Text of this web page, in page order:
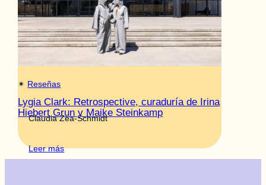
✴︎ Reseñas
Lygia Clark: Retrospective, curaduría de Irina
Hiebert Grun y Maike Steinkamp
Claudia Zea-Schmidt
Leer más